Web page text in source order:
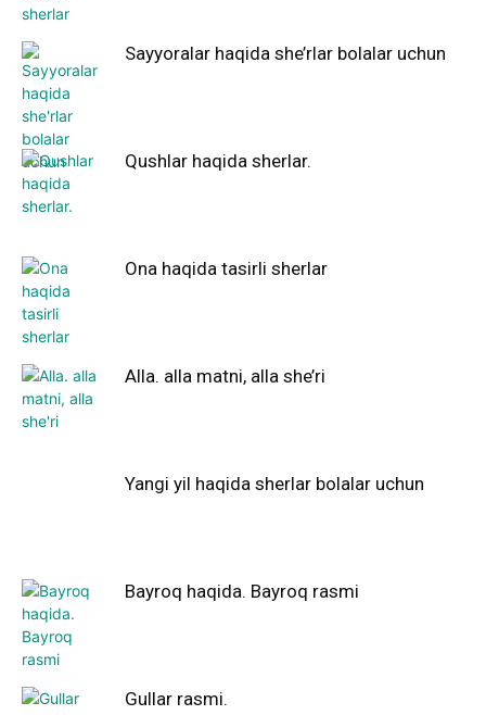
Sayyoralar haqida she’rlar bolalar uchun
Qushlar haqida sherlar.
Ona haqida tasirli sherlar
Alla. alla matni, alla she’ri
Yangi yil haqida sherlar bolalar uchun
Bayroq haqida. Bayroq rasmi
Gullar rasmi.